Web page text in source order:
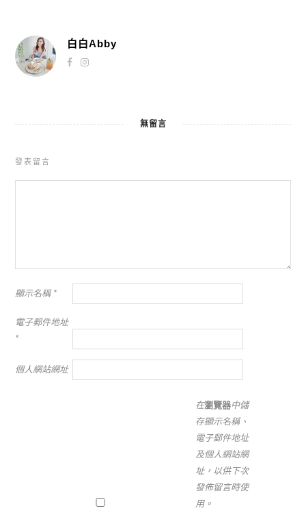
白白Abby
無留言
發表留言
顯示名稱 *
電子郵件地址
*
個人網站網址
在瀏覽器中儲
存顯示名稱、
電子郵件地址
及個人網站網
址，以供下次
發佈留言時使
用。